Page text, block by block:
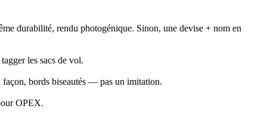
durabilité, rendu photogénique. Sinon, une devise + nom en
les sacs de vol.
bords biseautés — pas un imitation.
OPEX.